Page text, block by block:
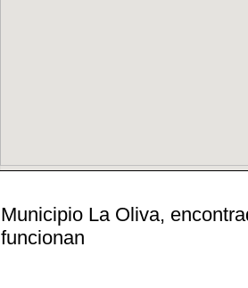
Municipio La Oliva,
funcionan